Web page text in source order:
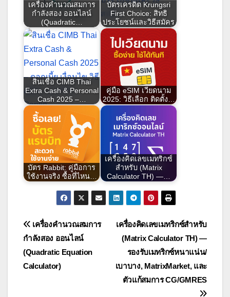
เครื่องคำนวณสมการ
กำลังสอง ออนไลน์
(Quadratic…
บัตรเครดิต Krungsri
First Choice: สิทธิ
ประโยชน์และวิธีสมัคร
สินเชื่อ CIMB Thai
Extra Cash & Personal
Cash 2025 –…
คู่มือ eSIM เวียดนาม
2025: วิธีเลือก ติดตั้ง…
บัตร Rabbit: คู่มือการ
ใช้งานจริง ซื้อที่ไหน…
เครื่องคิดเลขเมทริกซ์
สำหรับ (Matrix
Calculator TH) —…
แนะแนว
เรื่อง
เครื่องคิดเลขเมทริกซ์สำหรับ
(Matrix Calculator TH) —
รองรับเมทริกซ์หนาแน่น/
เบาบาง, MatrixMarket, และ
ตัวแก้สมการ CG/GMRES
เครื่องคำนวณสมการ
กำลังสอง ออนไลน์
(Quadratic Equation
Calculator)